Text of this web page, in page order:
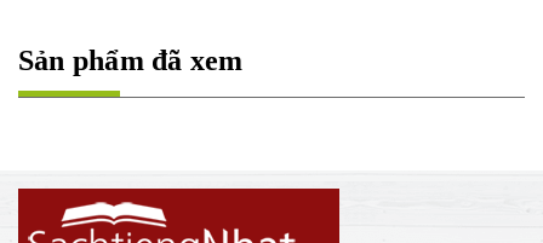
Sản phẩm đã xem